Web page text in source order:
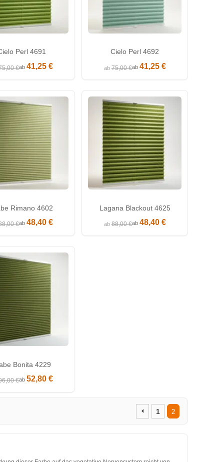
Perl 4691
€ab 41,25 €
Cielo Perl 4692
ab75,00 €ab 41,25 €
Rimano 4602
€ab 48,40 €
Lagana Blackout 4625
ab88,00 €ab 48,40 €
Bonita 4229
€ab 52,80 €
1 2